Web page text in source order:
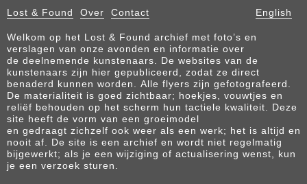
Lost & Found Over Contact English
Welkom op het Lost & Found archief met foto’s en
verslagen van onze avonden en informatie over
de deelnemende kunstenaars. De websites van de
kunstenaars zijn hier gepubliceerd, zodat ze direct
benaderd kunnen worden. Alle flyers zijn gefotografeerd.
De materialiteit is goed zichtbaar; hoekjes, vouwtjes en
reliëf behouden op het scherm hun tactiele kwaliteit. Deze
site heeft de vorm van een groeimodel
en gedraagt zichzelf ook weer als een werk; het is altijd en
nooit af. De site is een archief en wordt niet regelmatig
bijgewerkt; als je een wijziging of actualisering wenst, kun
je een verzoek sturen.